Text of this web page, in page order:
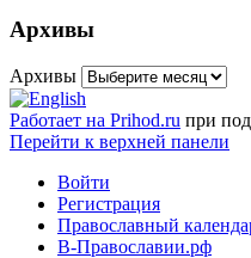
Архивы
Архивы
Работает на Prihod.ru при
Перейти к верхней панели
Войти
Регистрация
Православный
В-Православии.рф